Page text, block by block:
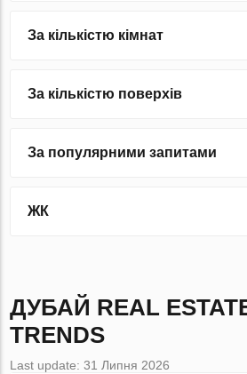
За кількістю кімнат
За кількістю поверхів
За популярними запитами
ЖК
ДУБАЙ REAL
TRENDS
Last update: 31 Липня 2026